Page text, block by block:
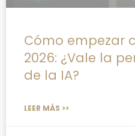
Cómo empezar
2026: ¿Vale la
de la IA?
LEER MÁS >>